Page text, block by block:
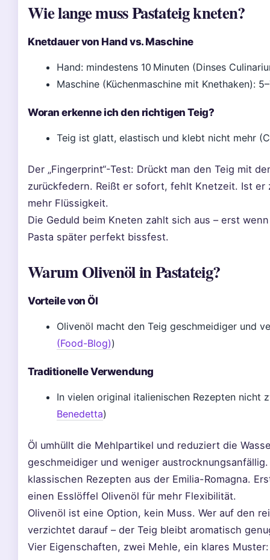
Wie lange muss Pastateig kneten?
Knetdauer von Hand vs. Maschine
Hand: mindestens 10 Minuten (Dinses
Maschine (Küchenmaschine mit Knethaken):
Woran erkenne ich den richtigen Teig?
Teig ist glatt, elastisch und klebt nicht mehr
Der „Fingerprint“-Test: Drückt man den Teig mit
zurückfedern. Reißt er sofort, fehlt Knetzeit. Ist er
mehr Flüssigkeit.
Die Geduld beim Kneten zahlt sich aus – erst
Pasta später perfekt bissfest.
Warum Olivenöl in Pastateig?
Vorteile von Öl
Olivenöl macht den Teig geschmeidiger und
(Food-Blog))
Traditionelle Verwendung
In vielen original italienischen Rezepten nicht
Benedetta)
Öl umhüllt die Mehlpartikel und reduziert die
geschmeidiger und weniger
klassischen Rezepten aus der Emilia-Romagna.
einen Esslöffel Olivenöl für mehr Flexibilität.
Olivenöl ist eine Option, kein Muss. Wer auf den
verzichtet darauf – der Teig bleibt aromatisch
Vier Eigenschaften, zwei Mehle, ein klares Muster: